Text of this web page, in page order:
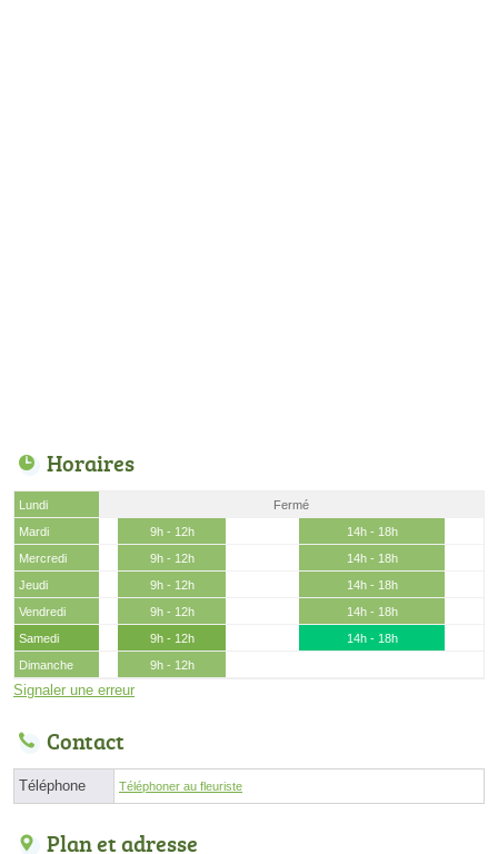
Horaires
Lundi
Fermé
Mardi
9h - 12h
14h - 18h
Mercredi
9h - 12h
14h - 18h
Jeudi
9h - 12h
14h - 18h
Vendredi
9h - 12h
14h - 18h
Samedi
9h - 12h
14h - 18h
Dimanche
9h - 12h
Signaler une erreur
Contact
Téléphone Téléphoner au fleuriste
Plan et adresse